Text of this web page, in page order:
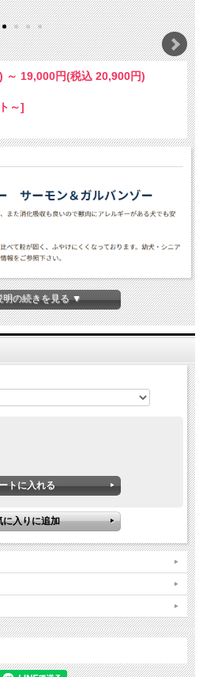
～ 19,000円(税込 20,900円)
～]
の続きを見る ▼